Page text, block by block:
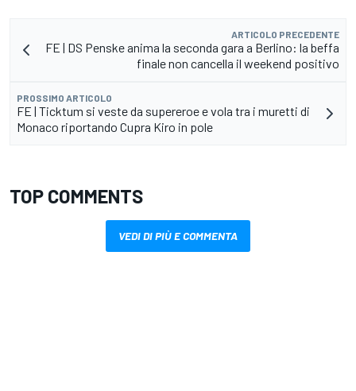
ARTICOLO PRECEDENTE
FE | DS Penske anima la seconda gara a Berlino: la beffa
finale non cancella il weekend positivo
PROSSIMO ARTICOLO
FE | Ticktum si veste da supereroe e vola tra i muretti di
Monaco riportando Cupra Kiro in pole
TOP COMMENTS
VEDI DI PIÙ E COMMENTA